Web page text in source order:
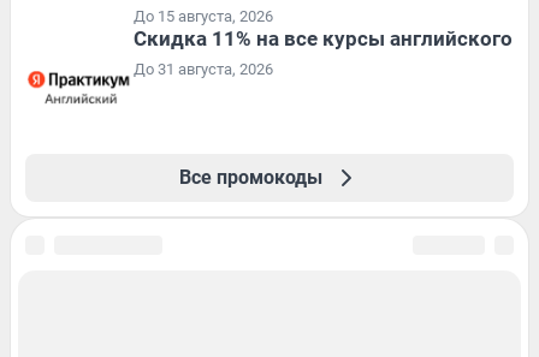
До 15 августа, 2026
Скидка 11% на все курсы английского
До 31 августа, 2026
Все промокоды